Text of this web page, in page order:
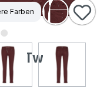
Farben
Twill